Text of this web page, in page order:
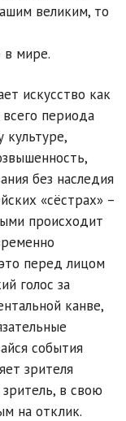
великим, то
в мире.
искусство как
периода
культуре,
без наследия
«сёстрах» –
происходит
перед лицом
голос за
канве,
события
зрителя
в свою
на отклик.